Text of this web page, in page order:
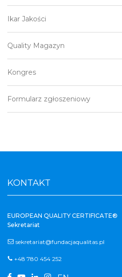
Ikar Jakości
Quality Magazyn
Kongres
Formularz zgłoszeniowy
KONTAKT
EUROPEAN QUALITY CERTIFICATE®
Sekretariat
sekretariat@fundacjaqualitas.pl
+48 780 454 252